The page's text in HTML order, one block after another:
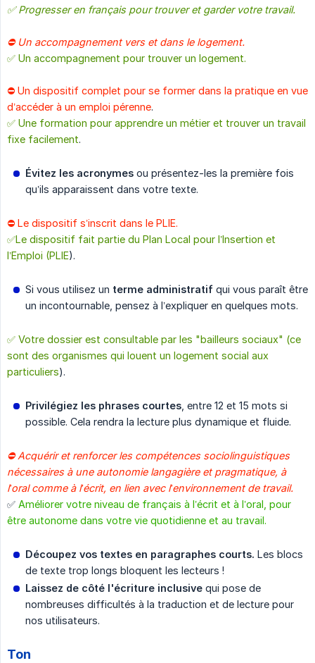
✅ Progresser en français pour trouver et garder votre travail.
⛔️ Un accompagnement vers et dans le logement.
✅ Un accompagnement pour trouver un logement.
⛔️ Un dispositif complet pour se former dans la pratique en vue
d’accéder à un emploi pérenne.
✅ Une formation pour apprendre un métier et trouver un travail
fixe facilement.
Évitez les acronymes ou présentez-les la première fois
qu’ils apparaissent dans votre texte.
⛔️ Le dispositif s’inscrit dans le PLIE.
✅Le dispositif fait partie du Plan Local pour l’Insertion et
l’Emploi (PLIE).
Si vous utilisez un terme administratif qui vous paraît être
un incontournable, pensez à l’expliquer en quelques mots.
✅ Votre dossier est consultable par les "bailleurs sociaux" (ce
sont des organismes qui louent un logement social aux
particuliers).
Privilégiez les phrases courtes , entre 12 et 15 mots si
possible. Cela rendra la lecture plus dynamique et fluide.
⛔️ Acquérir et renforcer les compétences sociolinguistiques
nécessaires à une autonomie langagière et pragmatique, à
l’oral comme à l’écrit, en lien avec l’environnement de travail.
✅ Améliorer votre niveau de français à l’écrit et à l’oral, pour
être autonome dans votre vie quotidienne et au travail.
Découpez vos textes en paragraphes courts. Les blocs
de texte trop longs bloquent les lecteurs !
Laissez de côté l'écriture inclusive qui pose de
nombreuses difficultés à la traduction et de lecture pour
nos utilisateurs.
Ton